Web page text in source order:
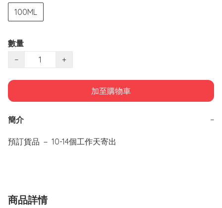
100ML
數量
−
+
加至購物車
簡介 −
預訂貨品 － 10-14個工作天寄出
商品詳情